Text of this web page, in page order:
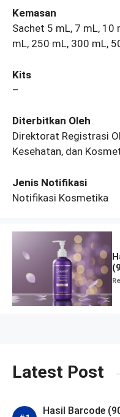
Kemasan
Sachet 5 mL, 7 mL, 10
mL, 250 mL, 300 mL,
Kits
–
Diterbitkan Oleh
Direktorat Registrasi
Kesehatan, dan
Jenis Notifikasi
Notifikasi Kosmetika
Latest Post
Hasil Barcode